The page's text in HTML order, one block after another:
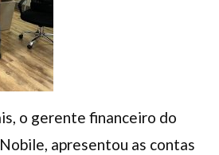
o gerente financeiro do
apresentou as contas